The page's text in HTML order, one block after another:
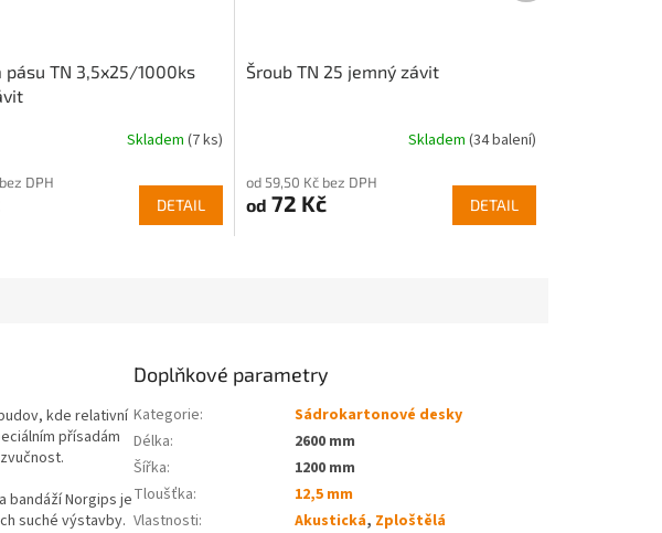
pásu TN 3,5x25/1000ks
Skladem (7 ks)
DPH
DETAIL
Šroub TN 25 jemný závit
Skladem (34 balení)
od 59,50 Kč bez DPH
od 72 Kč DETAIL
kde relativní
přísadám
bandáží Norgips je
suché výstavby.
Doplňkové parametry
Kategorie:
Sádrokartonové desky
Délka:
2600 mm
Šířka:
1200 mm
Tloušťka:
12,5 mm
Vlastnosti: Akustická, Zploštělá